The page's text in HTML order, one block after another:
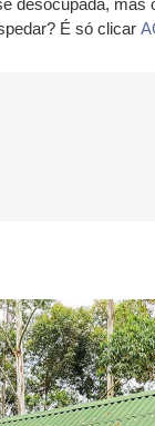
desocupada, mas
É só clicar